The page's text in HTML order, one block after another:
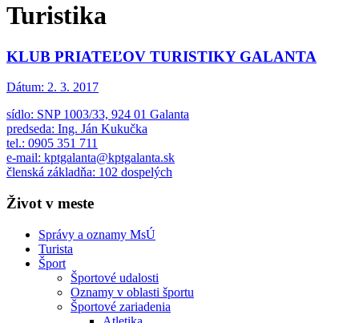
Turistika
KLUB PRIATEĽOV TURISTIKY GALANTA
Dátum: 2. 3. 2017
sídlo: SNP 1003/33, 924 01 Galanta
predseda: Ing. Ján Kukučka
tel.: 0905 351 711
e-mail: kptgalanta@kptgalanta.sk
členská základňa: 102 dospelých
Život v meste
Správy a oznamy MsÚ
Turista
Šport
Športové udalosti
Oznamy v oblasti športu
Športové zariadenia